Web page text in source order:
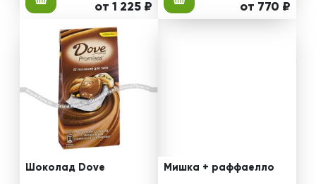
от 1 225 ₽ от 770 ₽
Шоколад Dove Мишка + раффаелло